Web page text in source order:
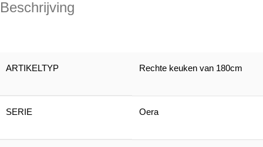
Beschrijving
ARTIKELTYP Rechte keuken van 180cm
SERIE Oera